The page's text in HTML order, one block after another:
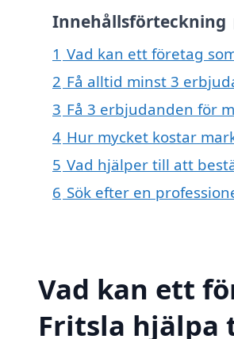
Innehållsförteckning
1 Vad kan ett företag
2 Få alltid minst 3
3 Få 3 erbjudanden för
4 Hur mycket kostar
5 Vad hjälper till att
6 Sök efter en
Vad kan ett
Fritsla hjälpa